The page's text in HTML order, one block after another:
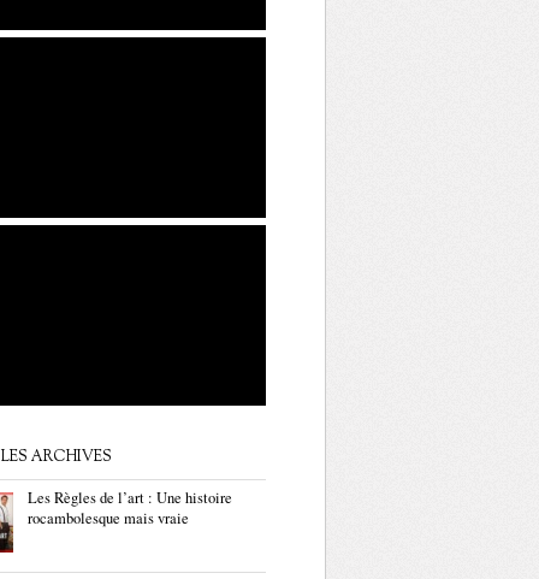
ARCHIVES
Les Règles de l’art : Une histoire
rocambolesque mais vraie